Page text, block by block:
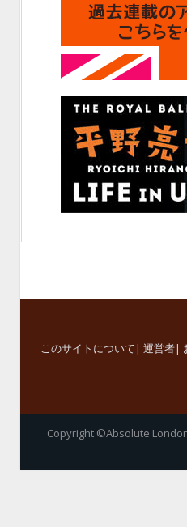
このサイトについて| 運営者|
Copyright ©Absolute